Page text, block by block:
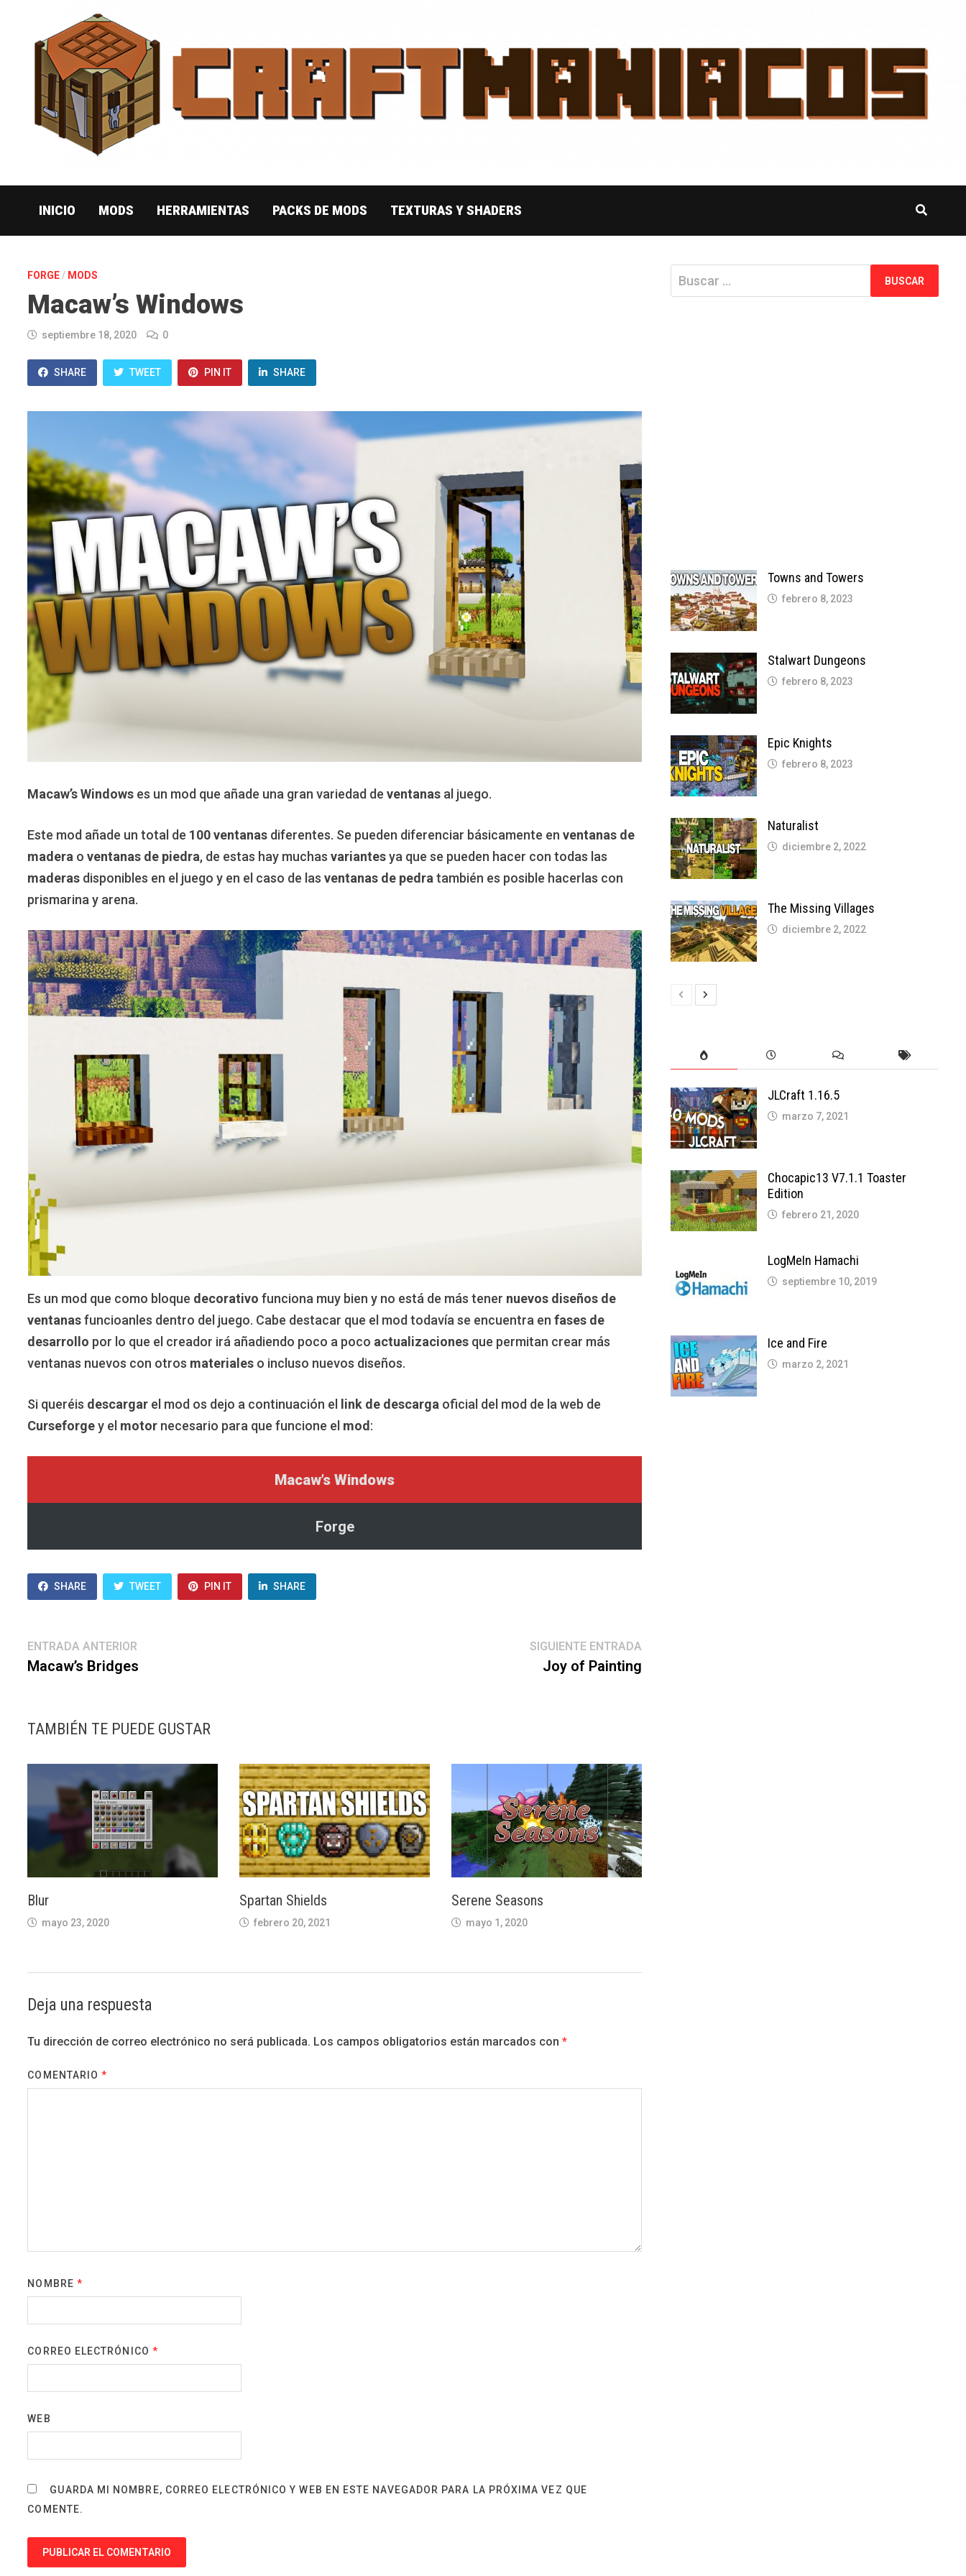
contenido
INICIO MODS HERRAMIENTAS PACKS DE MODS TEXTURAS Y SHADERS
FORGE / MODS
Macaw’s Windows
septiembre 18, 2020 0
SHARE TWEET PIN IT SHARE
Macaw’s Windows es un mod que añade una gran variedad deventanas al juego.
Este mod añade un total de 100 ventanas diferentes. Se pueden diferenciar básicamente enventanas de
madera oventanas de piedra, de estas hay muchasvariantesya que se pueden hacer con todas las
maderas disponibles en el juego y en el caso de lasventanas de pedratambién es posible hacerlas con
prismarina y arena.
Es un mod que como bloque decorativofunciona muy bien y no está de más tener nuevos diseños de
ventanasfuncioanles dentro del juego. Cabe destacar que el mod todavía se encuentra enfases de
desarrollo por lo que el creador irá añadiendo poco a poco actualizaciones que permitan crear más
ventanas nuevos con otros materiales o incluso nuevos diseños.
Si queréis descargar el mod os dejo a continuación el link de descarga oficial del mod de la web de
Curseforgey el motor necesario para que funcione el mod:
Macaw’s Windows
Forge
SHARE TWEET PIN IT SHARE
Navegación
de
ENTRADA ANTERIOR
anterior:
Macaw’s Bridges
SIGUIENTE ENTRADAEntrada
siguiente:
Joy of Painting
TAMBIÉN TE PUEDE GUSTAR
Blur
mayo 23, 2020
Spartan Shields
febrero 20, 2021
Serene Seasons
mayo 1, 2020
Deja una respuesta
Tu dirección de correo electrónico no será publicada. Los campos obligatorios están marcados con*
COMENTARIO*
NOMBRE *
CORREO ELECTRÓNICO *
WEB
GUARDA MI NOMBRE, CORREO ELECTRÓNICO Y WEB EN ESTE NAVEGADOR PARA LA PRÓXIMA VEZ QUE
COMENTE.
Buscar:
Towns and Towers
febrero 8, 2023
Stalwart Dungeons
febrero 8, 2023
Epic Knights
febrero 8, 2023
Naturalist
diciembre 2, 2022
The Missing Villages
diciembre 2, 2022
JLCraft 1.16.5
marzo 7, 2021
Chocapic13 V7.1.1 Toaster
Edition
febrero 21, 2020
LogMeIn Hamachi
septiembre 10, 2019
Ice and Fire
marzo 2, 2021